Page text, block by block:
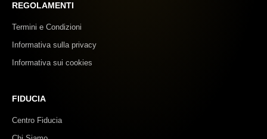
REGOLAMENTI
Termini e Condizioni
Informativa sulla privacy
Informativa sui cookies
FIDUCIA
Centro Fiducia